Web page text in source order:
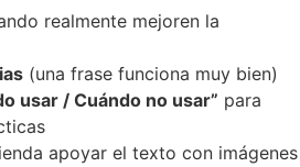
realmente mejoren la
(una frase funciona muy bien)
usar / Cuándo no usar” para
apoyar el texto con imágenes